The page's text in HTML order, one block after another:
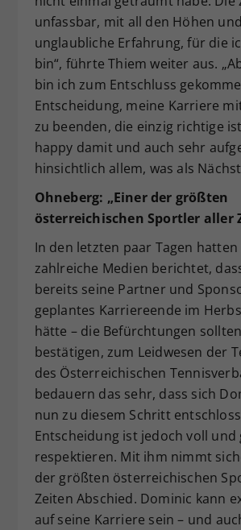
unfassbar, mit all den Höhen
unglaubliche Erfahrung, für die
bin“, führte Thiem weiter aus.
bin ich zum Entschluss
Entscheidung, meine Karriere
zu beenden, die einzig richtige
happy damit und auch sehr
hinsichtlich allem, was als
Ohneberg: „Einer der größten
österreichischen Sportler aller
In den letzten paar Tagen
zahlreiche Medien berichtet,
bereits seine Partner und
geplantes Karriereende im
hätte – die Befürchtungen
bestätigen, zum Leidwesen der
des Österreichischen
bedauern das sehr, dass sich
nun zu diesem Schritt
Entscheidung ist jedoch voll und
respektieren. Mit ihm nimmt
der größten österreichischen
Zeiten Abschied. Dominic kann
auf seine Karriere sein – und